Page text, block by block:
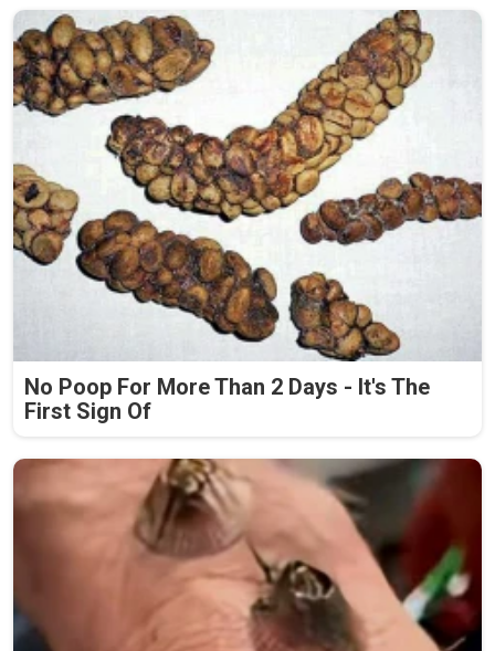
No Poop For More Than 2 Days - It's The
First Sign Of